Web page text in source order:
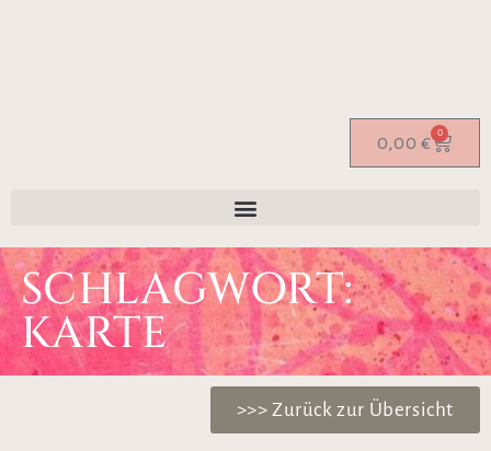
0,00 € 0
SCHLAGWORT:
KARTE
>>> Zurück zur Übersicht